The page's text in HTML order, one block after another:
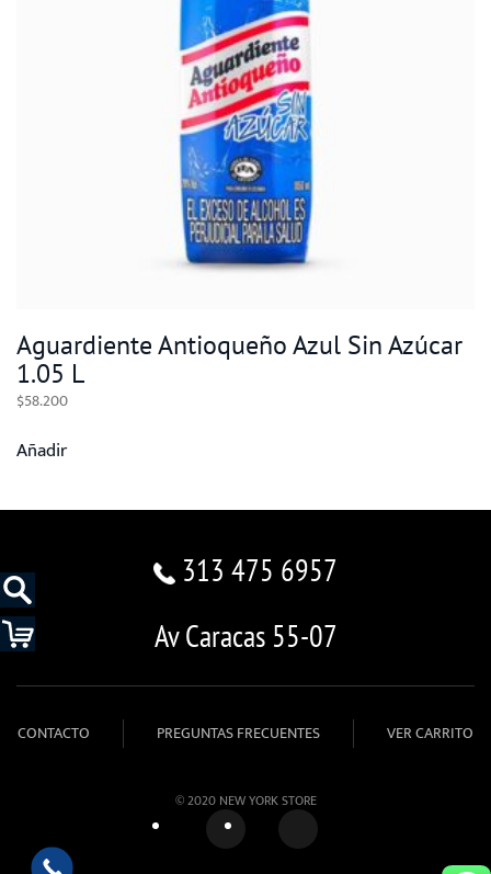
Aguardiente Antioqueño Azul Sin Azúcar
1.05 L
$58.200
Añadir
313 475 6957
Av Caracas 55-07
CONTACTO PREGUNTAS FRECUENTES VER CARRITO
© 2020 NEW YORK STORE